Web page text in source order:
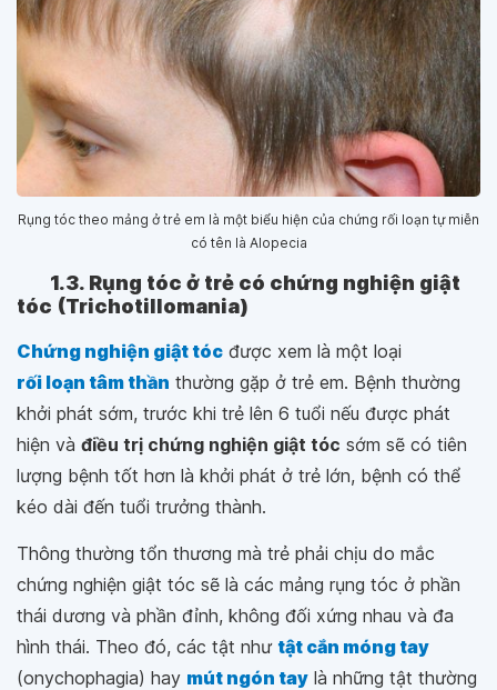
Rụng tóc theo mảng ở trẻ em là một biểu hiện của chứng rối loạn tự miễn
có tên là Alopecia
1.3. Rụng tóc ở trẻ có chứng nghiện giật
tóc (Trichotillomania)
Chứng nghiện giật tóc được xem là một loại
rối loạn tâm thần thường gặp ở trẻ em. Bệnh thường
khởi phát sớm, trước khi trẻ lên 6 tuổi nếu được phát
hiện và điều trị chứng nghiện giật tóc sớm sẽ có tiên
lượng bệnh tốt hơn là khởi phát ở trẻ lớn, bệnh có thể
kéo dài đến tuổi trưởng thành.
Thông thường tổn thương mà trẻ phải chịu do mắc
chứng nghiện giật tóc sẽ là các mảng rụng tóc ở phần
thái dương và phần đỉnh, không đối xứng nhau và đa
hình thái. Theo đó, các tật như tật cắn móng tay
(onychophagia) hay mút ngón tay là những tật thường